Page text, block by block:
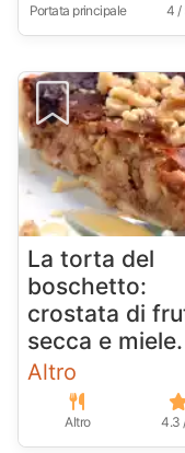
Portata principale 4 /
La torta del
boschetto:
crostata di
secca e miele.
Altro
Altro 4.3